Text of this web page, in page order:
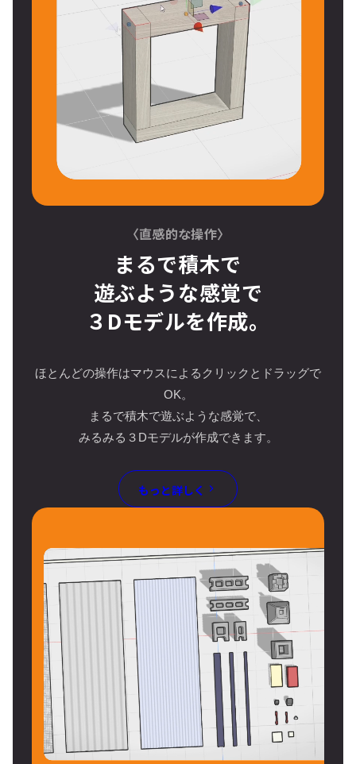
〈直感的な操作〉
まるで積木で
遊ぶような感覚で
３Dモデルを作成。
ほとんどの操作はマウスによるクリックとドラッグで
OK。
まるで積木で遊ぶような感覚で、
みるみる３Dモデルが作成できます。
もっと詳しく